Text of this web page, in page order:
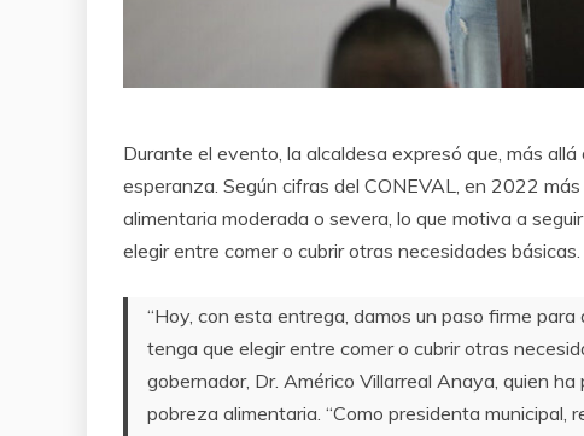
Durante el evento, la alcaldesa expresó que, más
esperanza. Según cifras del CONEVAL, en 2022
alimentaria moderada o severa, lo que motiva a
elegir entre comer o cubrir otras necesidades básicas.
“Hoy, con esta entrega, damos un paso firme
tenga que elegir entre comer o cubrir otras
gobernador, Dr. Américo Villarreal Anaya, quien
pobreza alimentaria. “Como presidenta